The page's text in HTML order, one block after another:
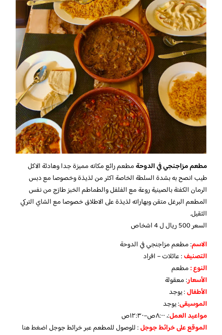
مطعم مزاجنجي في الدوحةمطعم رائع مكانه مميزة جدا وهادئة الاكل
طيب انصح به بشدة السلطة الخاصة اكثر من لذيذة وخصوصا مع دبس
الرمان الكفتة بالصينية روعة مع الفلفل والطماطم الخبز طازج من نفس
المطعم البرغل متقن وبهاراته لذيذة على الاطلاق خصوصا مع الشاي التركي
الثقيل.
السعر 500 ريال ل 4 اشخاص
الاسم: مطعم مزاجنجي في الدوحة
التصنيف: عائلات – افراد
النوع :مطعم
الأسعار:معقولة
الأطفال:يوجد
الموسيقى:يوجد
مواعيد العمل:، ٨:٠٠ص–١٢:٣٠ص
الموقع على خرائط جوجل: للوصول للمطعم عبر خرائط جوجلاضغط هنا